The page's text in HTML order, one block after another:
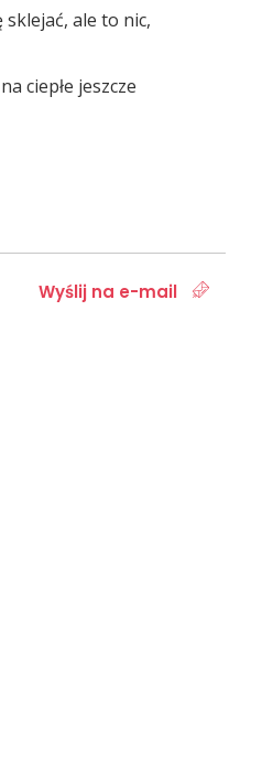
ale to nic,
ciepłe jeszcze
Wyślij na e-mail